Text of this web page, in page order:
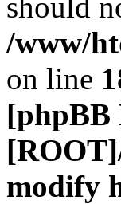
/www/
on line
[phpBB
modify